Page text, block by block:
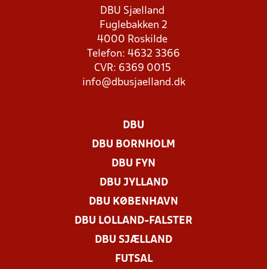
DBU Sjælland
Fuglebakken 2
4000 Roskilde
Telefon: 4632 3366
CVR: 6369 0015
info@dbusjaelland.dk
DBU
DBU BORNHOLM
DBU FYN
DBU JYLLAND
DBU KØBENHAVN
DBU LOLLAND-FALSTER
DBU SJÆLLAND
FUTSAL